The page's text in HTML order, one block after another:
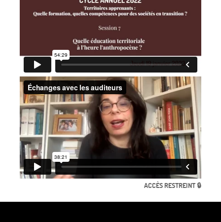
ACCÈS RESTREINT 🔒